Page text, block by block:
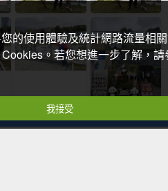
分享
的使用體驗及統計網路流量相
。若您想進一步了解，
我接受